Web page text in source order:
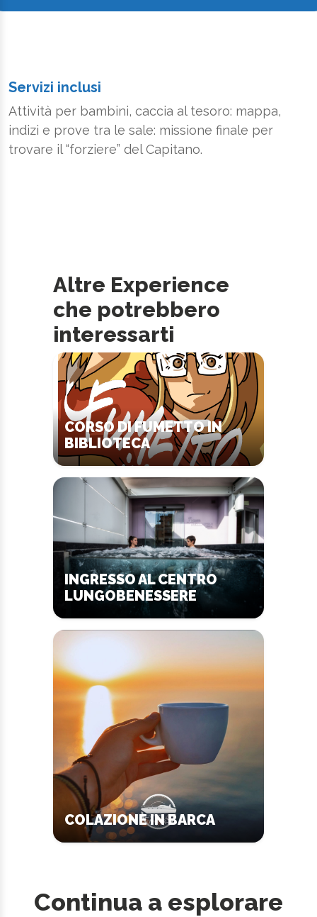
Servizi inclusi
Attività per bambini, caccia al tesoro: mappa,
indizi e prove tra le sale: missione finale per
trovare il “forziere” del Capitano.
Altre Experience
che potrebbero
interessarti
CORSO DI FUMETTO IN
BIBLIOTECA
INGRESSO AL CENTRO
LUNGOBENESSERE
COLAZIONE IN BARCA
Continua a esplorare